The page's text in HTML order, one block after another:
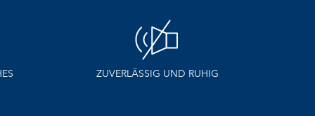
ELEKTRONISCHE VERSION VERFÜGBAR AN